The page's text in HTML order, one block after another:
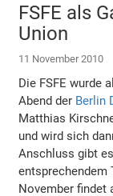
FSFE als
Union
11 November 2010
Die FSFE wurde
Abend der Berlin
Matthias
und wird sich
Anschluss gibt
entsprechendem
November findet